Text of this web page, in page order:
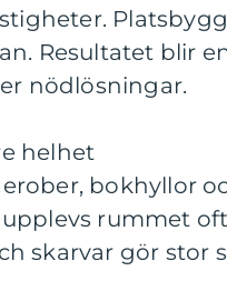
Resultatet blir
nödlösningar.
helhet
bokhyllor
rummet
skarvar gör stor